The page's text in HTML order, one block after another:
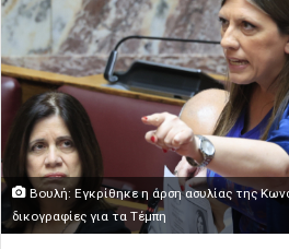
Βουλή: Εγκρίθηκε η άρση ασυλίας της
δικογραφίες για τα Τέμπη